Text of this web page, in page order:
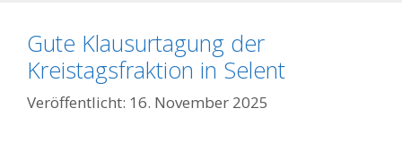
Gute Klausurtagung der
Kreistagsfraktion in Selent
16. November 2025